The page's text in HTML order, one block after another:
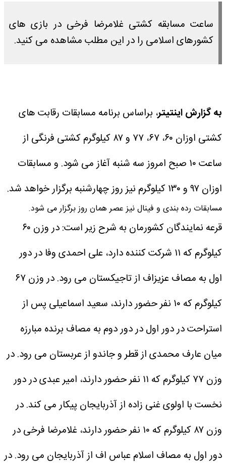
ساعت مسابقه کشتی غلامرضا فرخی در بازی های
کشورهای اسلامی را در این مطلب مشاهده می کنید.
به گزارش اینتیتر، براساس برنامه مسابقات رقابت های
کشتی اوزان ۶۰، ۶۷، ۷۷ و ۸۷ کیلوگرم کشتی فرنگی از
ساعت ۱۰ صبح امروز سه شنبه آغاز می شود. و مسابقات
اوزان ۹۷ و ۱۳۰ کیلوگرم نیز روز چهارشنبه برگزار خواهد شد.
مسابقات رده بندی و فینال نیز عصر همان روز برگزار می شود.
قرعه نمایندگان کشورمان به شرح زیر است:
در وزن ۶۰
کیلوگرم که ۱۱ شرکت کننده دارد، علی احمدی وفا در دور
اول به مصاف عزیزاف از تاجیکستان می رود.
در وزن ۶۷
کیلوگرم که ۱۰ نفر حضور دارند، سعید اسماعیلی پس از
استراحت در دور اول در دور دوم به مصاف برنده مبارزه
میان عارف محمدی از قطر و جاندو از عربستان می رود.در
وزن ۷۷ کیلوگرم که ۱۱ نفر حضور دارند، امیر عبدی در دور
نخست با اولوی غنی زاده از آذربایجان پیکار می کند.در
وزن ۸۷ کیلوگرم که ۱۰ نفر حضور دارند، غلامرضا فرخی در
دور اول به مصاف اسلام عباس اف از آذربایجان می رود.در